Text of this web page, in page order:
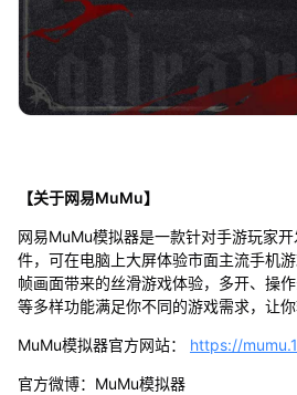
【关于网易MuMu】
网易MuMu模拟器是一款针对手游玩家
件，可在电脑上大屏体验市面主流手机
帧画面带来的丝滑游戏体验，多开、操
等多样功能满足你不同的游戏需求，让你
MuMu模拟器官方网站： https://
官方微博：MuMu模拟器